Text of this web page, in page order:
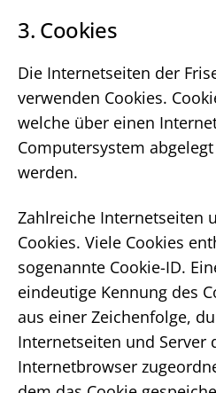
3. Cookies
Die Internetseiten der
verwenden Cookies.
welche über einen
Computersystem
werden.
Zahlreiche Internetseiten
Cookies. Viele Cookies
sogenannte Cookie-ID.
eindeutige Kennung des
aus einer Zeichenfolge,
Internetseiten und Server
Internetbrowser